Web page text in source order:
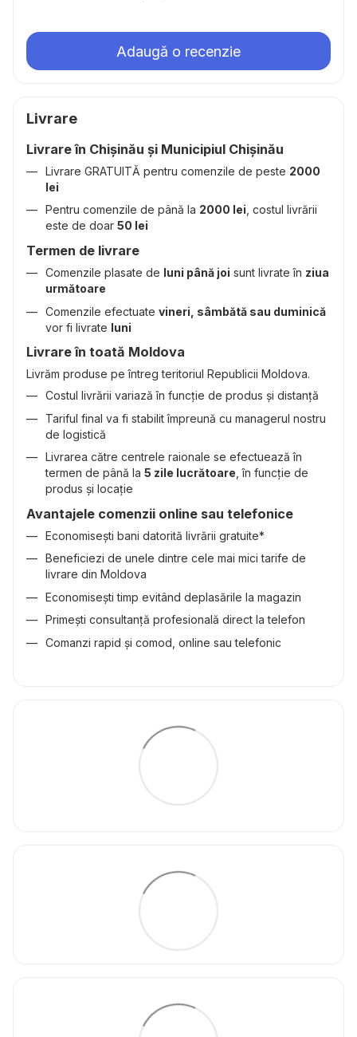
Adaugă o recenzie
Livrare
Livrare în Chișinău și Municipiul Chișinău
Livrare GRATUITĂ pentru comenzile de peste 2000
lei
Pentru comenzile de până la 2000 lei , costul livrării
este de doar 50 lei
Termen de livrare
Comenzile plasate de luni până joi sunt livrate în ziua
următoare
Comenzile efectuate vineri, sâmbătă sau duminică
vor fi livrate luni
Livrare în toată Moldova
Livrăm produse pe întreg teritoriul Republicii Moldova.
Costul livrării variază în funcție de produs și distanță
Tariful final va fi stabilit împreună cu managerul nostru
de logistică
Livrarea către centrele raionale se efectuează în
termen de până la 5 zile lucrătoare , în funcție de
produs și locație
Avantajele comenzii online sau telefonice
Economisești bani datorită livrării gratuite*
Beneficiezi de unele dintre cele mai mici tarife de
livrare din Moldova
Economisești timp evitând deplasările la magazin
Primești consultanță profesională direct la telefon
Comanzi rapid și comod, online sau telefonic